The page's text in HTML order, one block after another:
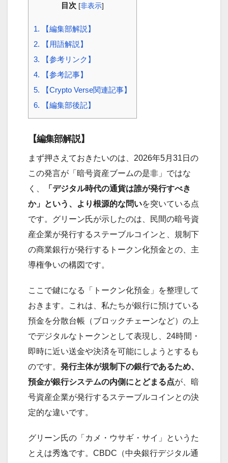
目次 [非表示]
1. 【編集部解説】
2. 【用語解説】
3. 【参考リンク】
4. 【参考記事】
5. 【Crypto Verse関連記事】
6. 【編集部後記】
【編集部解説】
まず押さえておきたいのは、2026年5月31日の
この発言が「暗号資産ブームの是非」ではな
く、
「デジタル時代の通貨は誰が発行すべき
か」という、より根源的な問いを突いている点
です。グリーン氏が示したのは、民間の暗号資
産企業が発行するステーブルコインと、規制下
の商業銀行が発行するトークン化預金との、主
導権争いの構図です。
ここで鍵になる「トークン化預金」を整理して
おきます。これは、私たちが銀行に預けている
預金を分散台帳（ブロックチェーンなど）の上
でデジタルなトークンとして表現し、24時間・
即時に近い送金や決済を可能にしようとするも
のです。 発行主体が規制下の銀行であるため、
預金が銀行システムの内側にとどまる点が、暗
号資産企業が発行するステーブルコインとの決
定的な違いです。
グリーン氏の「カメ・ウサギ・サイ」というた
とえは秀逸です。CBDC（中央銀行デジタル通